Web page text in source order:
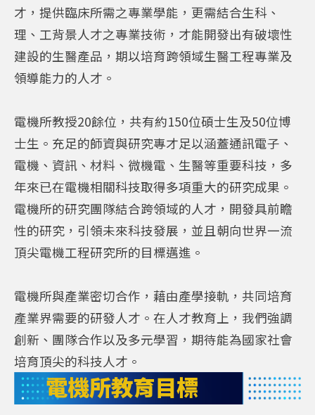
才，提供臨床所需之專業學能，更需結合生科、
理、工背景人才之專業技術，才能開發出有破壞性
建設的生醫產品，期以培育跨領域生醫工程專業及
領導能力的人才。
電機所教授20餘位，共有約150位碩士生及50位博
士生。充足的師資與研究專才足以涵蓋通訊電子、
電機、資訊、材料、微機電、生醫等重要科技，多
年來已在電機相關科技取得多項重大的研究成果。
電機所的研究團隊結合跨領域的人才，開發具前瞻
性的研究，引領未來科技發展，並且朝向世界一流
頂尖電機工程研究所的目標邁進。
電機所與產業密切合作，藉由產學接軌，共同培育
產業界需要的研發人才。在人才教育上，我們強調
創新、團隊合作以及多元學習，期待能為國家社會
培育頂尖的科技人才。
電機所教育目標